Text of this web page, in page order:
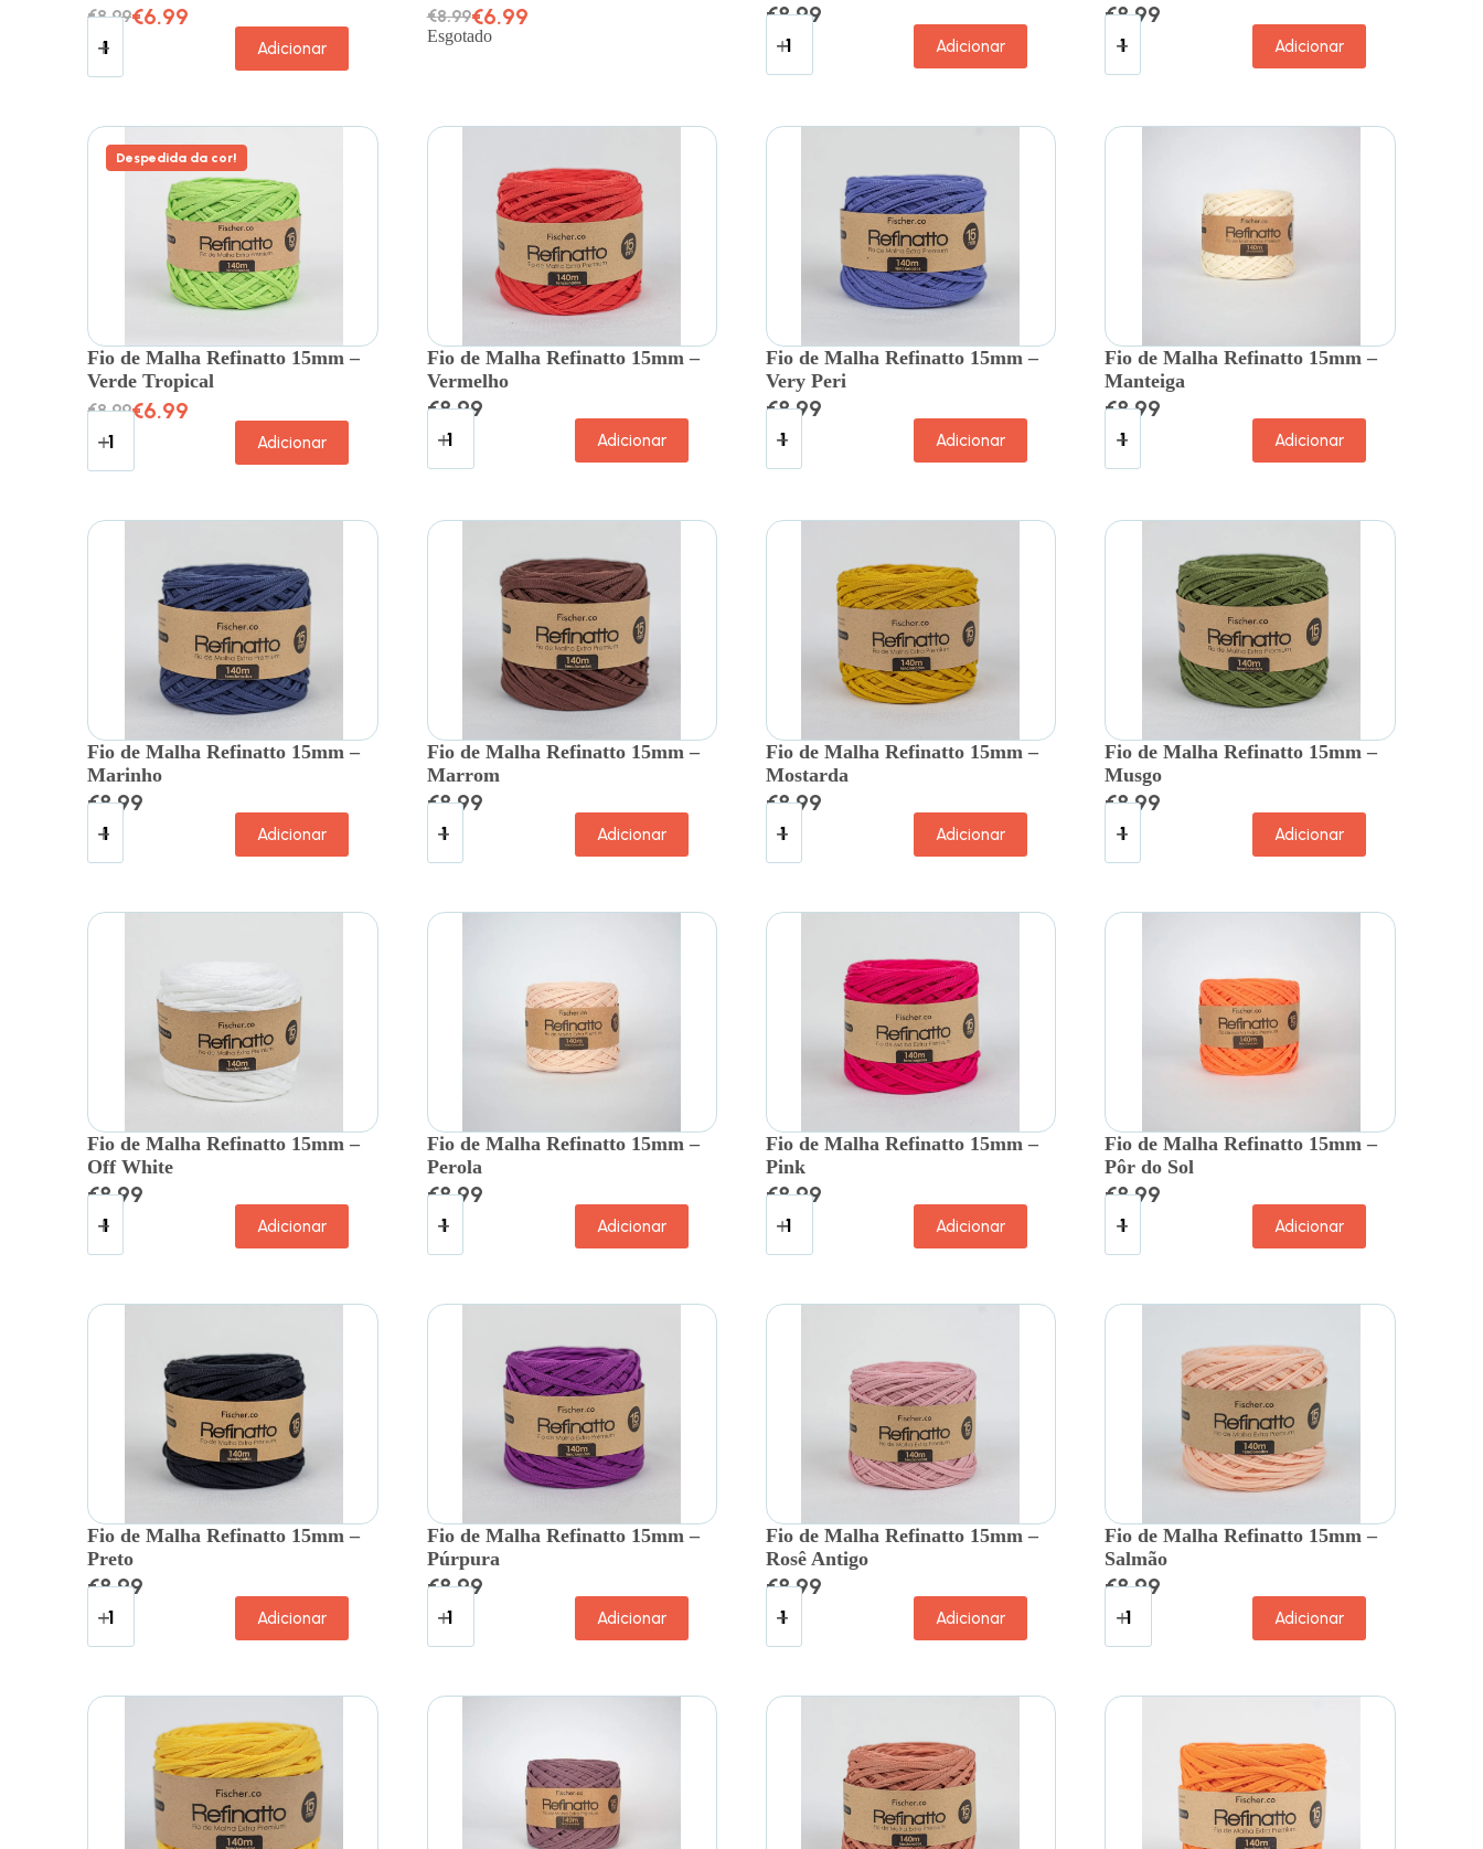
€8.99€6.99
Adicionar
€8.99€6.99
Esgotado
€8.99
Adicionar
€8.99
Adicionar
Despedida da cor!
Fio de Malha Refinatto 15mm –
Verde Tropical
€8.99€6.99
Adicionar
Fio de Malha Refinatto 15mm –
Vermelho
€8.99
Adicionar
Fio de Malha Refinatto 15mm –
Very Peri
€8.99
Adicionar
Fio de Malha Refinatto 15mm –
Manteiga
€8.99
Adicionar
Fio de Malha Refinatto 15mm –
Marinho
€8.99
Adicionar
Fio de Malha Refinatto 15mm –
Marrom
€8.99
Adicionar
Fio de Malha Refinatto 15mm –
Mostarda
€8.99
Adicionar
Fio de Malha Refinatto 15mm –
Musgo
€8.99
Adicionar
Fio de Malha Refinatto 15mm –
Off White
€8.99
Adicionar
Fio de Malha Refinatto 15mm –
Perola
€8.99
Adicionar
Fio de Malha Refinatto 15mm –
Pink
€8.99
Adicionar
Fio de Malha Refinatto 15mm –
Pôr do Sol
€8.99
Adicionar
Fio de Malha Refinatto 15mm –
Preto
€8.99
Adicionar
Fio de Malha Refinatto 15mm –
Púrpura
€8.99
Adicionar
Fio de Malha Refinatto 15mm –
Rosê Antigo
€8.99
Adicionar
Fio de Malha Refinatto 15mm –
Salmão
€8.99
Adicionar